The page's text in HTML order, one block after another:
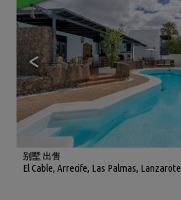
<
El Cable, Arrecife, Las Palmas, Lanzarote
别墅 出售